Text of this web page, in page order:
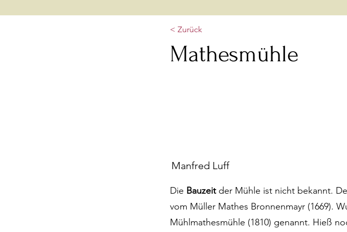
Mathesmühle
< Zurück
Manfred Luff
Die Bauzeitder Mühle ist nicht bekannt.
vom Müller Mathes Bronnenmayr (1669).
Mühlmathesmühle (1810) genannt. Hieß